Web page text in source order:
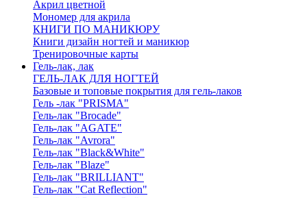
Акрил цветной
Мономер для акрила
КНИГИ ПО МАНИКЮРУ
Книги дизайн ногтей и маникюр
Тренировочные карты
Гель-лак, лак
ГЕЛЬ-ЛАК ДЛЯ НОГТЕЙ
Базовые и топовые покрытия для гель-лаков
Гель -лак "PRISMA"
Гель-лак "Brocade"
Гель-лак "AGATE"
Гель-лак "Avrora"
Гель-лак "Black&White"
Гель-лак "Blaze"
Гель-лак "BRILLIANT"
Гель-лак "Cat Reflection"